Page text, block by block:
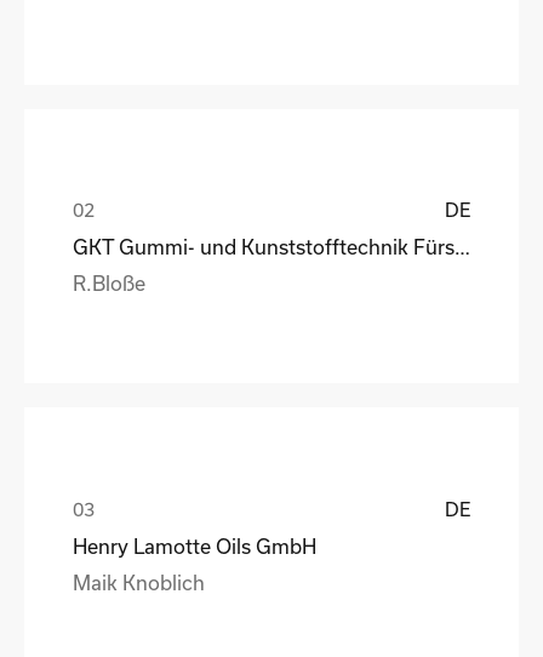
DE
R.Bloße
DE
Henry Lamotte Oils GmbH
Maik Knoblich